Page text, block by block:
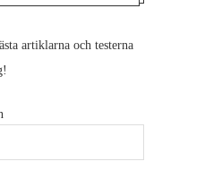
artiklarna och testerna